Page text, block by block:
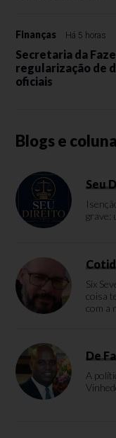
Finanças Há 5 horas
Secretaria da
regularização de
oficiais
Blogs e
Seu
grave:
Six
coisa
com a
De
A